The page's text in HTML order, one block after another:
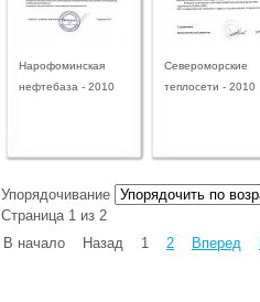
Нарофоминская
нефтебаза - 2010
Североморские
теплосети - 2010
Упорядочивание
Страница 1 из 2
В начало
Назад 1 2 Вперед